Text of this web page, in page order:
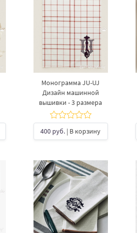
Монограмма JU-UJ
Дизайн машинной
вышивки - 3 размера
400 руб. | В корзину